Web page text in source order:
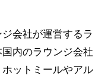
会社が運営するラ
内のラウンジ会社
ットミールやアル